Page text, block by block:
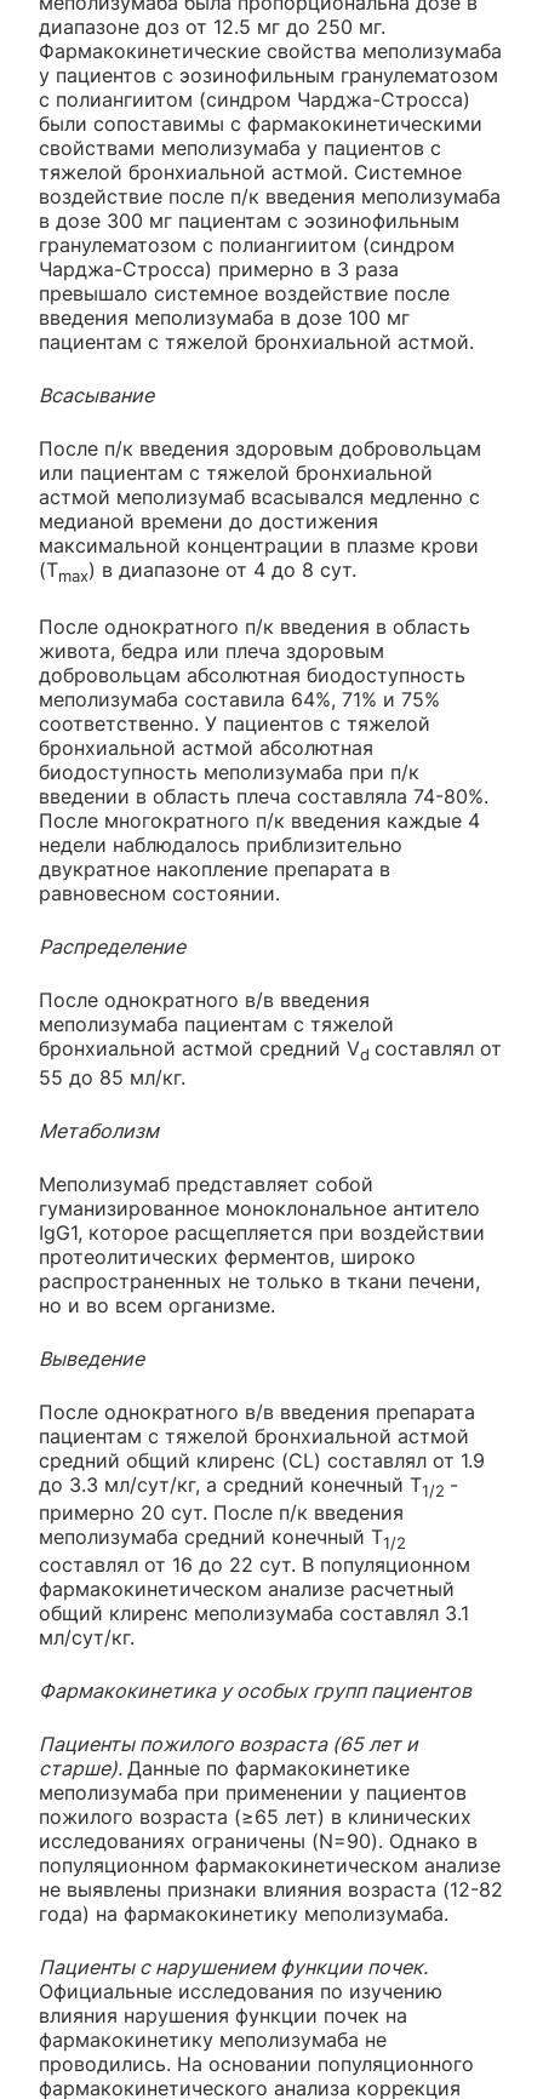
диапазоне доз от 12.5 мг до 250 мг.
Фармакокинетические свойства меполизумаба
у пациентов с эозинофильным гранулематозом
с полиангиитом (синдром Чарджа-Стросса)
были сопоставимы с фармакокинетическими
свойствами меполизумаба у пациентов с
тяжелой бронхиальной астмой. Системное
воздействие после п/к введения меполизумаба
в дозе 300 мг пациентам с эозинофильным
гранулематозом с полиангиитом (синдром
Чарджа-Стросса) примерно в 3 раза
превышало системное воздействие после
введения меполизумаба в дозе 100 мг
пациентам с тяжелой бронхиальной астмой.
Всасывание
После п/к введения здоровым добровольцам
или пациентам с тяжелой бронхиальной
астмой меполизумаб всасывался медленно с
медианой времени до достижения
максимальной концентрации в плазме крови
(Тmax) в диапазоне от 4 до 8 сут.
После однократного п/к введения в область
живота, бедра или плеча здоровым
добровольцам абсолютная биодоступность
меполизумаба составила 64%, 71% и 75%
соответственно. У пациентов с тяжелой
бронхиальной астмой абсолютная
биодоступность меполизумаба при п/к
введении в область плеча составляла 74-80%.
После многократного п/к введения каждые 4
недели наблюдалось приблизительно
двукратное накопление препарата в
равновесном состоянии.
Распределение
После однократного в/в введения
меполизумаба пациентам с тяжелой
бронхиальной астмой средний Vd составлял от
55 до 85 мл/кг.
Метаболизм
Меполизумаб представляет собой
гуманизированное моноклональное антитело
IgG1, которое расщепляется при воздействии
протеолитических ферментов, широко
распространенных не только в ткани печени,
но и во всем организме.
Выведение
После однократного в/в введения препарата
пациентам с тяжелой бронхиальной астмой
средний общий клиренс (CL) составлял от 1.9
до 3.3 мл/сут/кг, а средний конечный T1/2 -
примерно 20 сут. После п/к введения
меполизумаба средний конечный T1/2
составлял от 16 до 22 сут. В популяционном
фармакокинетическом анализе расчетный
общий клиренс меполизумаба составлял 3.1
мл/сут/кг.
Фармакокинетика у особых групп пациентов
Пациенты пожилого возраста (65 лет и
старше). Данные по фармакокинетике
меполизумаба при применении у пациентов
пожилого возраста (≥65 лет) в клинических
исследованиях ограничены (N=90). Однако в
популяционном фармакокинетическом анализе
не выявлены признаки влияния возраста (12-82
года) на фармакокинетику меполизумаба.
Пациенты с нарушением функции почек.
Официальные исследования по изучению
влияния нарушения функции почек на
фармакокинетику меполизумаба не
проводились. На основании популяционного
фармакокинетического анализа коррекция